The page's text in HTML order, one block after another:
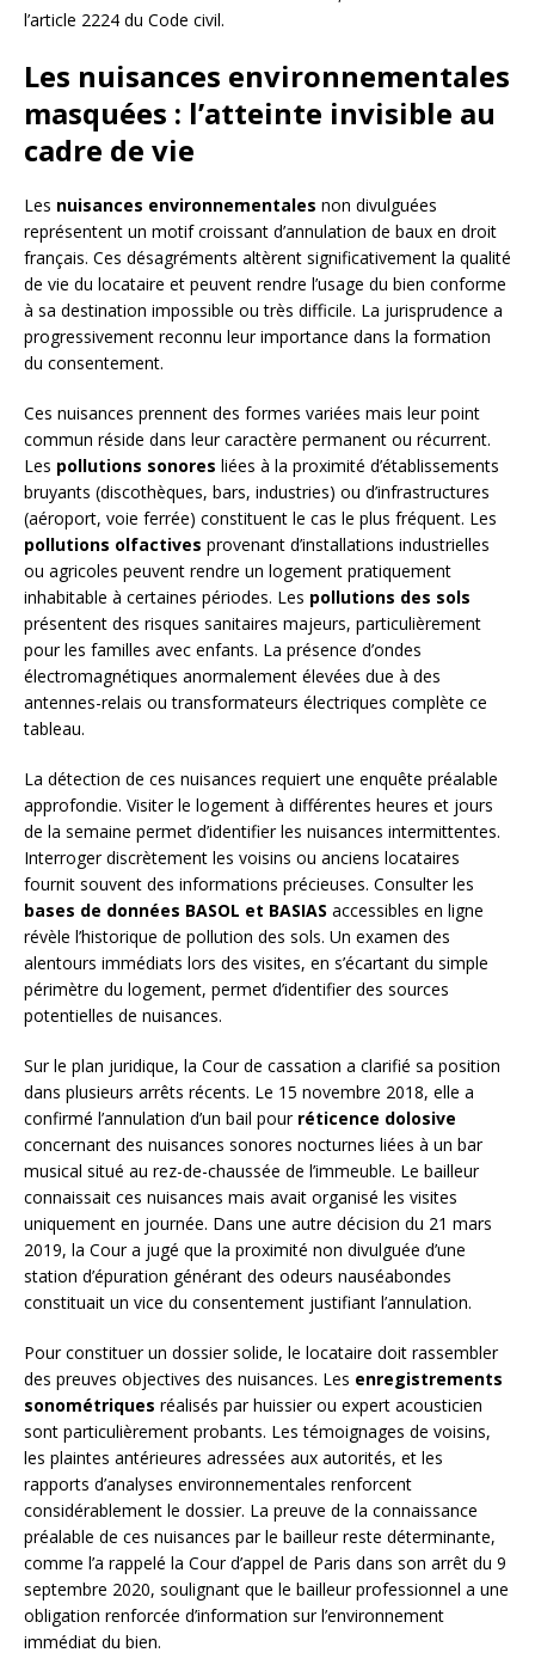
l’article 2224 du Code civil.
Les nuisances environnementales
masquées : l’atteinte invisible au
cadre de vie
Les nuisances environnementales non divulguées
représentent un motif croissant d’annulation de baux en droit
français. Ces désagréments altèrent significativement la qualité
de vie du locataire et peuvent rendre l’usage du bien conforme
à sa destination impossible ou très difficile. La jurisprudence a
progressivement reconnu leur importance dans la formation
du consentement.
Ces nuisances prennent des formes variées mais leur point
commun réside dans leur caractère permanent ou récurrent.
Les pollutions sonores liées à la proximité d’établissements
bruyants (discothèques, bars, industries) ou d’infrastructures
(aéroport, voie ferrée) constituent le cas le plus fréquent. Les
pollutions olfactives provenant d’installations industrielles
ou agricoles peuvent rendre un logement pratiquement
inhabitable à certaines périodes. Les pollutions des sols
présentent des risques sanitaires majeurs, particulièrement
pour les familles avec enfants. La présence d’ondes
électromagnétiques anormalement élevées due à des
antennes-relais ou transformateurs électriques complète ce
tableau.
La détection de ces nuisances requiert une enquête préalable
approfondie. Visiter le logement à différentes heures et jours
de la semaine permet d’identifier les nuisances intermittentes.
Interroger discrètement les voisins ou anciens locataires
fournit souvent des informations précieuses. Consulter les
bases de données BASOL et BASIAS accessibles en ligne
révèle l’historique de pollution des sols. Un examen des
alentours immédiats lors des visites, en s’écartant du simple
périmètre du logement, permet d’identifier des sources
potentielles de nuisances.
Sur le plan juridique, la Cour de cassation a clarifié sa position
dans plusieurs arrêts récents. Le 15 novembre 2018, elle a
confirmé l’annulation d’un bail pour réticence dolosive
concernant des nuisances sonores nocturnes liées à un bar
musical situé au rez-de-chaussée de l’immeuble. Le bailleur
connaissait ces nuisances mais avait organisé les visites
uniquement en journée. Dans une autre décision du 21 mars
2019, la Cour a jugé que la proximité non divulguée d’une
station d’épuration générant des odeurs nauséabondes
constituait un vice du consentement justifiant l’annulation.
Pour constituer un dossier solide, le locataire doit rassembler
des preuves objectives des nuisances. Les enregistrements
sonométriques réalisés par huissier ou expert acousticien
sont particulièrement probants. Les témoignages de voisins,
les plaintes antérieures adressées aux autorités, et les
rapports d’analyses environnementales renforcent
considérablement le dossier. La preuve de la connaissance
préalable de ces nuisances par le bailleur reste déterminante,
comme l’a rappelé la Cour d’appel de Paris dans son arrêt du 9
septembre 2020, soulignant que le bailleur professionnel a une
obligation renforcée d’information sur l’environnement
immédiat du bien.